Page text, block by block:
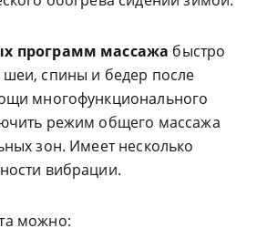
программ массажа быстро
спины и бедер после
многофункционального
режим общего массажа
зон. Имеет несколько
вибрации.
можно: